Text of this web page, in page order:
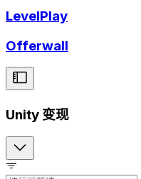
LevelPlay
Offerwall
Unity 变现